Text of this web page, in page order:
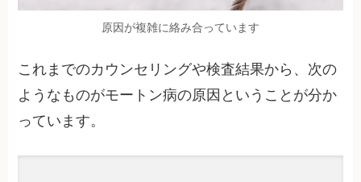
原因が複雑に絡み合っています
これまでのカウンセリングや検査結果から、次の
ようなものがモートン病の原因ということが分か
っています。